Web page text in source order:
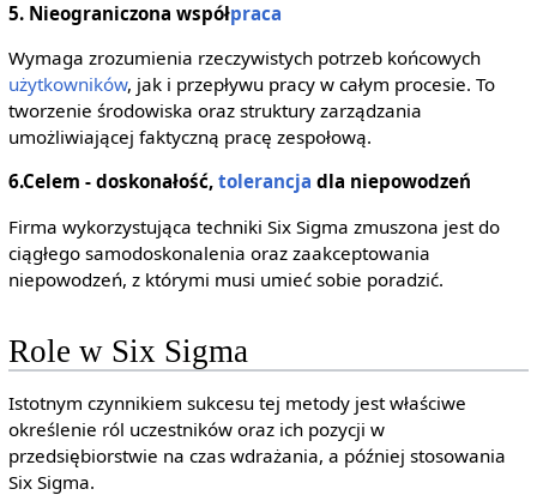
5. Nieograniczona współpraca
Wymaga zrozumienia rzeczywistych potrzeb końcowych
użytkowników, jak i przepływu pracy w całym procesie. To
tworzenie środowiska oraz struktury zarządzania
umożliwiającej faktyczną pracę zespołową.
6.Celem - doskonałość, tolerancja dla niepowodzeń
Firma wykorzystująca techniki Six Sigma zmuszona jest do
ciągłego samodoskonalenia oraz zaakceptowania
niepowodzeń, z którymi musi umieć sobie poradzić.
Role w Six Sigma
Istotnym czynnikiem sukcesu tej metody jest właściwe
określenie ról uczestników oraz ich pozycji w
przedsiębiorstwie na czas wdrażania, a później stosowania
Six Sigma.